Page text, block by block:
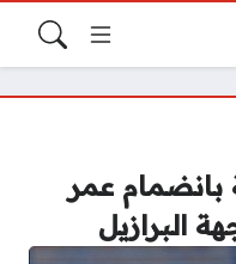
بانضمام عمر
البرازيل